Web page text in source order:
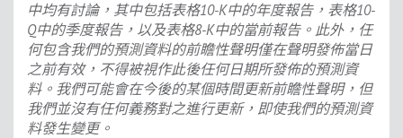
中均有討論，其中包括表格10-K中的年度報告，表格10-
Q中的季度報告，以及表格8-K中的當前報告。此外，任
何包含我們的預測資料的前瞻性聲明僅在聲明發佈當日
之前有效，不得被視作此後任何日期所發佈的預測資
料。我們可能會在今後的某個時間更新前瞻性聲明，但
我們並沒有任何義務對之進行更新，即使我們的預測資
料發生變更。